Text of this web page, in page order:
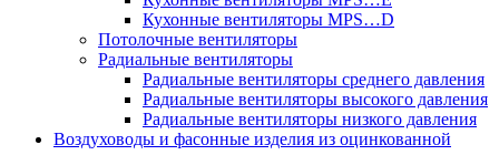
Кухонные вентиляторы MPS…D
Потолочные вентиляторы
Радиальные вентиляторы
Радиальные вентиляторы среднего давления
Радиальные вентиляторы высокого давления
Радиальные вентиляторы низкого давления
Воздуховоды и фасонные изделия из оцинкованной